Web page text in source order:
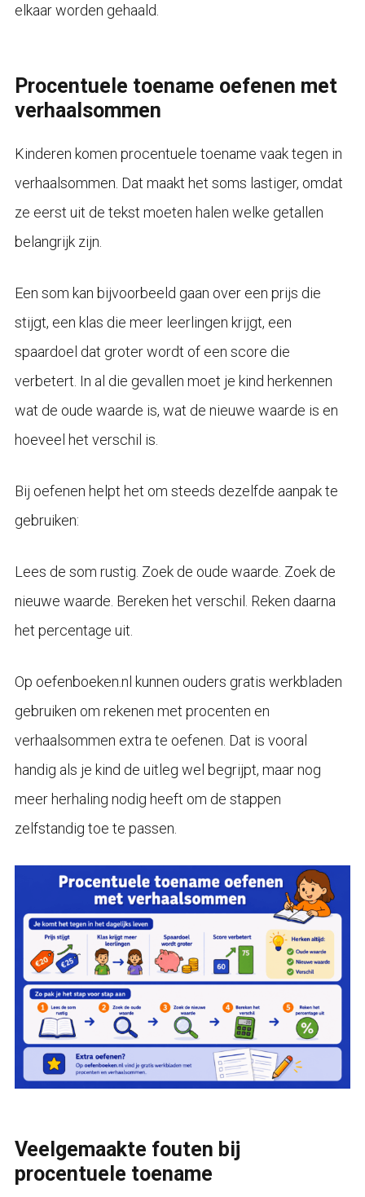
elkaar worden gehaald.
Procentuele toename oefenen met
verhaalsommen
Kinderen komen procentuele toename vaak tegen in
verhaalsommen. Dat maakt het soms lastiger, omdat
ze eerst uit de tekst moeten halen welke getallen
belangrijk zijn.
Een som kan bijvoorbeeld gaan over een prijs die
stijgt, een klas die meer leerlingen krijgt, een
spaardoel dat groter wordt of een score die
verbetert. In al die gevallen moet je kind herkennen
wat de oude waarde is, wat de nieuwe waarde is en
hoeveel het verschil is.
Bij oefenen helpt het om steeds dezelfde aanpak te
gebruiken:
Lees de som rustig. Zoek de oude waarde. Zoek de
nieuwe waarde. Bereken het verschil. Reken daarna
het percentage uit.
Op oefenboeken.nl kunnen ouders gratis werkbladen
gebruiken om rekenen met procenten en
verhaalsommen extra te oefenen. Dat is vooral
handig als je kind de uitleg wel begrijpt, maar nog
meer herhaling nodig heeft om de stappen
zelfstandig toe te passen.
Veelgemaakte fouten bij
procentuele toename